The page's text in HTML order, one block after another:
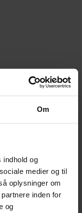
Om
indhold og
medier og til
oplysninger om
inden for
og